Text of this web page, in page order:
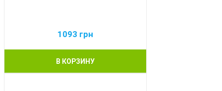
1093 грн
В КОРЗИНУ